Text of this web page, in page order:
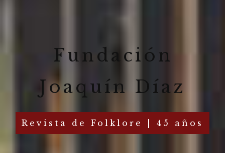
Fundación
Joaquín Díaz
Revista de Folklore | 45 años